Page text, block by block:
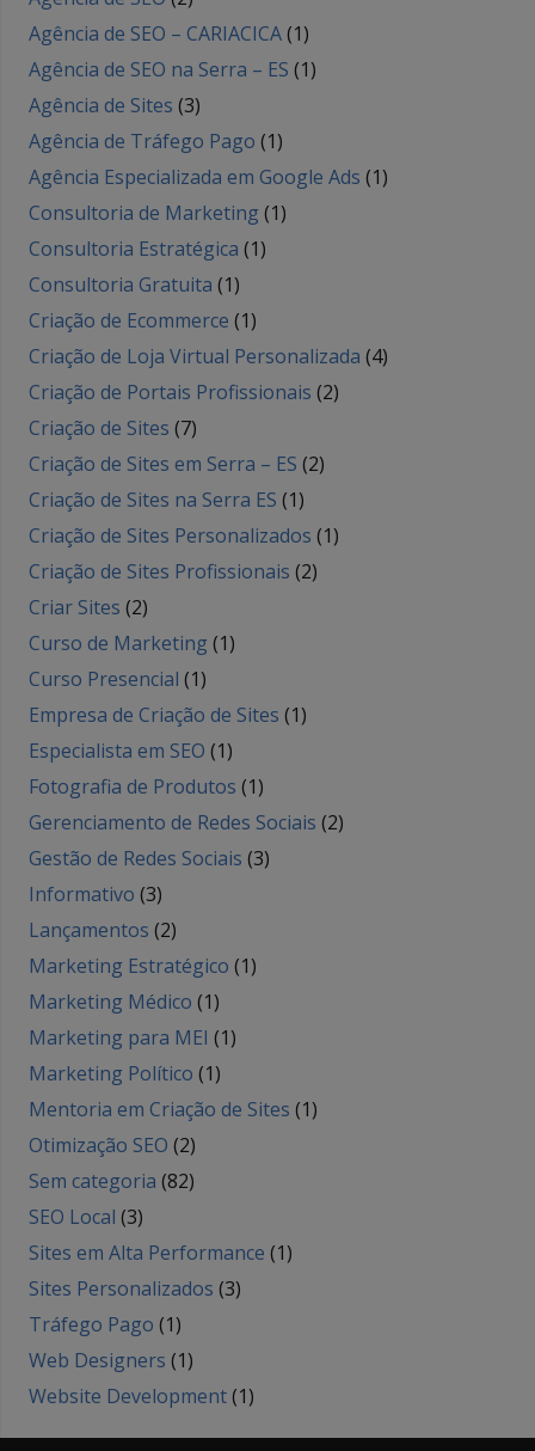
Agência de SEO – CARIACICA(1)
Agência de SEO na Serra – ES (1)
Agência de Sites (3)
Agência de Tráfego Pago (1)
Agência Especializada em Google Ads (1)
Consultoria de Marketing (1)
Consultoria Estratégica (1)
Consultoria Gratuita (1)
Criação de Ecommerce (1)
Criação de Loja Virtual Personalizada (4)
Criação de Portais Profissionais (2)
Criação de Sites (7)
Criação de Sites em Serra – ES (2)
Criação de Sites na Serra ES (1)
Criação de Sites Personalizados (1)
Criação de Sites Profissionais (2)
Criar Sites (2)
Curso de Marketing (1)
Curso Presencial (1)
Empresa de Criação de Sites (1)
Especialista em SEO (1)
Fotografia de Produtos (1)
Gerenciamento de Redes Sociais (2)
Gestão de Redes Sociais (3)
Informativo (3)
Lançamentos (2)
Marketing Estratégico (1)
Marketing Médico (1)
Marketing para MEI (1)
Marketing Político (1)
Mentoria em Criação de Sites (1)
Otimização SEO (2)
Sem categoria (82)
SEO Local (3)
Sites em Alta Performance (1)
Sites Personalizados (3)
Tráfego Pago (1)
Web Designers (1)
Website Development(1)